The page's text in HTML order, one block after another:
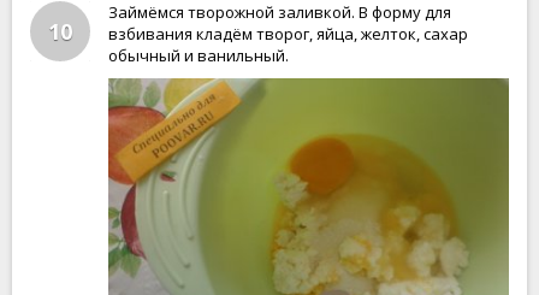
10
Займёмся творожной заливкой. В форму для
взбивания кладём творог, яйца, желток, сахар
обычный и ванильный.